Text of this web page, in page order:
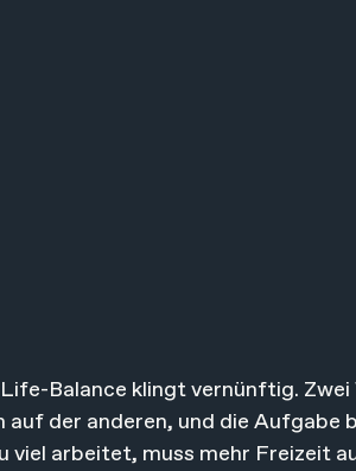
Balance klingt vernünftig.
auf der anderen, und die
viel arbeitet, muss mehr Freizeit